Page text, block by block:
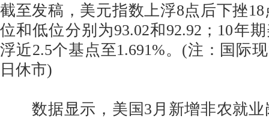
截至发稿，美元指数上浮8点后下挫18
位和低位分别为93.02和92.92；10年
浮近2.5个基点至1.691%。(注：国际
日休市)
数据显示，美国3月新增非农就业